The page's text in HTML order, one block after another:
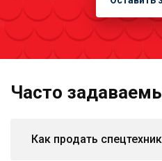
Часто
Как продать